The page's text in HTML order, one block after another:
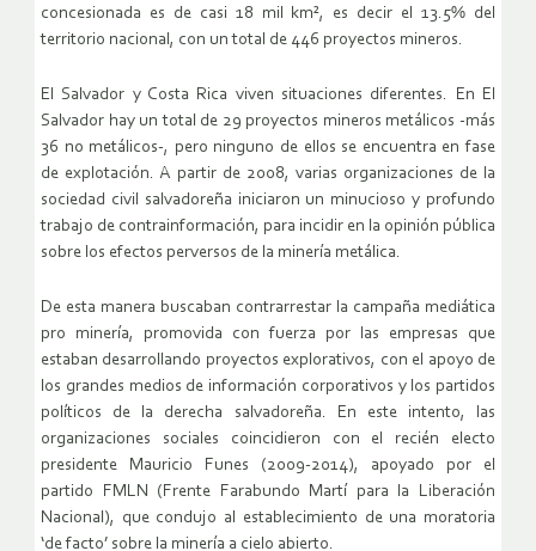
concesionada es de casi 18 mil km², es decir el 13.5% del
territorio nacional, con un total de 446 proyectos mineros.
El Salvador y Costa Rica viven situaciones diferentes. En El
Salvador hay un total de 29 proyectos mineros metálicos -más
36 no metálicos-, pero ninguno de ellos se encuentra en fase
de explotación. A partir de 2008, varias organizaciones de la
sociedad civil salvadoreña iniciaron un minucioso y profundo
trabajo de contrainformación, para incidir en la opinión pública
sobre los efectos perversos de la minería metálica.
De esta manera buscaban contrarrestar la campaña mediática
pro minería, promovida con fuerza por las empresas que
estaban desarrollando proyectos explorativos, con el apoyo de
los grandes medios de información corporativos y los partidos
políticos de la derecha salvadoreña. En este intento, las
organizaciones sociales coincidieron con el recién electo
presidente Mauricio Funes (2009-2014), apoyado por el
partido FMLN (Frente Farabundo Martí para la Liberación
Nacional), que condujo al establecimiento de una moratoria
‘de facto’ sobre la minería a cielo abierto.